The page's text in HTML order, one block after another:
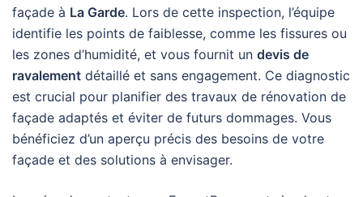
façade à La Garde. Lors de cette inspection, l’équipe
identifie les points de faiblesse, comme les fissures ou
les zones d’humidité, et vous fournit un devis de
ravalement détaillé et sans engagement. Ce diagnostic
est crucial pour planifier des travaux de rénovation de
façade adaptés et éviter de futurs dommages. Vous
bénéficiez d’un aperçu précis des besoins de votre
façade et des solutions à envisager.